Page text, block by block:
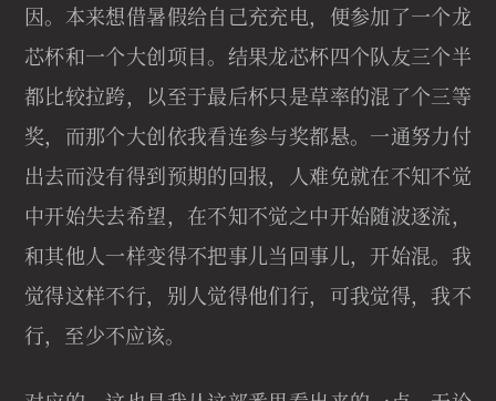
因。本来想借暑假给自己充充电，便参加了一个龙
芯杯和一个大创项目。结果龙芯杯四个队友三个半
都比较拉跨，以至于最后杯只是草率的混了个三等
奖，而那个大创依我看连参与奖都悬。一通努力付
出去而没有得到预期的回报，人难免就在不知不觉
中开始失去希望，在不知不觉之中开始随波逐流，
和其他人一样变得不把事儿当回事儿，开始混。我
觉得这样不行，别人觉得他们行，可我觉得，我不
行，至少不应该。